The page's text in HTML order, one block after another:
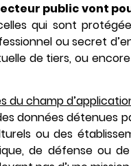
public vont
qui sont
ou secret
de tiers, ou
du champ
données détenues
ou des
de défense ou